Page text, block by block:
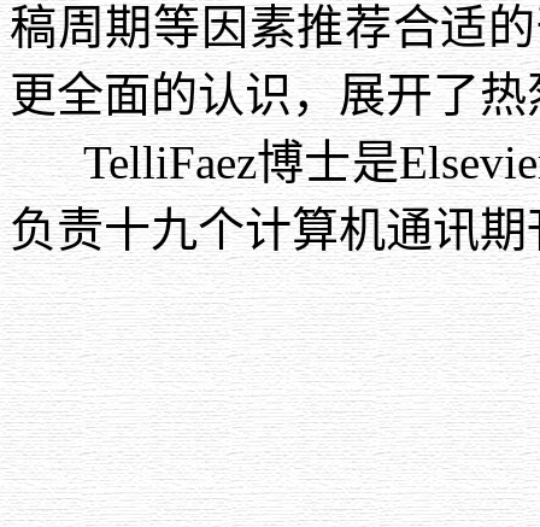
稿周期等因素推荐合适
更全面的认识，展开了
TelliFaez博士是
负责十九个计算机通讯